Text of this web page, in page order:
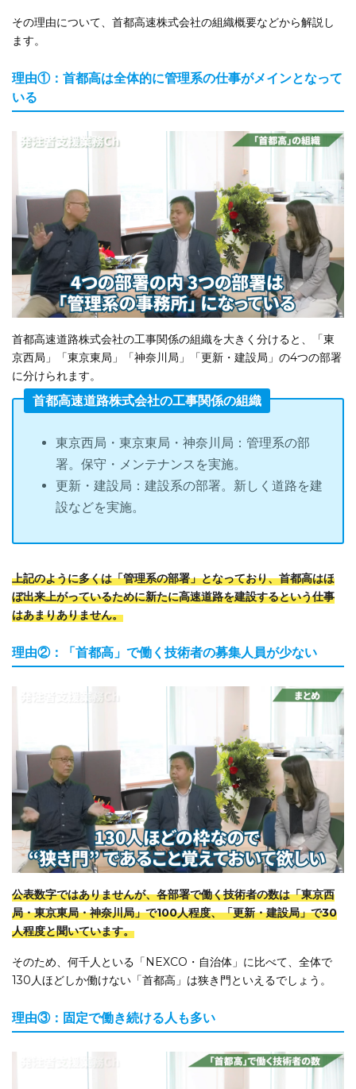
その理由について、首都高速株式会社の組織概要などから解説し
ます。
理由①：首都高は全体的に管理系の仕事がメインとなって
いる
首都高速道路株式会社の工事関係の組織を大きく分けると、「東
京西局」「東京東局」「神奈川局」「更新・建設局」の4つの部署
に分けられます。
首都高速道路株式会社の工事関係の組織
東京西局・東京東局・神奈川局：管理系の部
署。保守・メンテナンスを実施。
更新・建設局：建設系の部署。新しく道路を建
設などを実施。
上記のように多くは「管理系の部署」となっており、首都高はほ
ぼ出来上がっているために新たに高速道路を建設するという仕事
はあまりありません。
理由②：「首都高」で働く技術者の募集人員が少ない
公表数字ではありませんが、各部署で働く技術者の数は「東京西
局・東京東局・神奈川局」で100人程度、「更新・建設局」で30
人程度と聞いています。
そのため、何千人といる「NEXCO・自治体」に比べて、全体で
130人ほどしか働けない「首都高」は狭き門といえるでしょう。
理由③：固定で働き続ける人も多い